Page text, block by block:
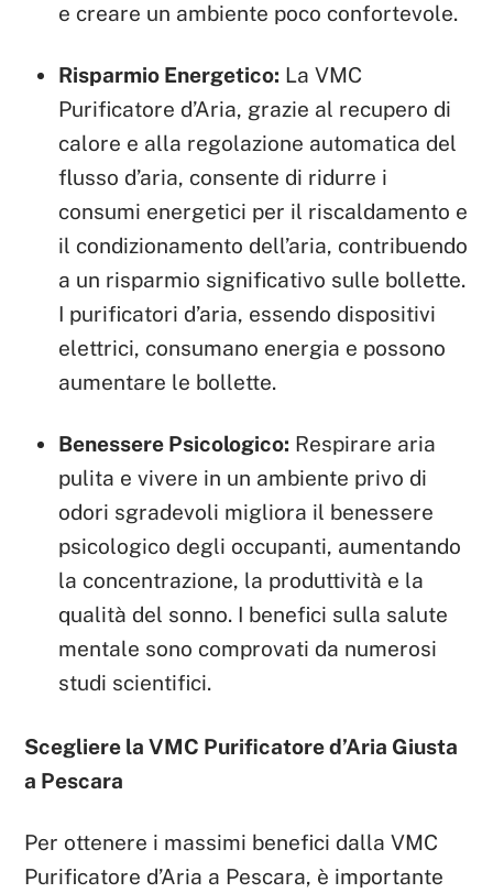
e creare un ambiente poco confortevole.
Risparmio Energetico: La VMC
Purificatore d’Aria, grazie al recupero di
calore e alla regolazione automatica del
flusso d’aria, consente di ridurre i
consumi energetici per il riscaldamento e
il condizionamento dell’aria, contribuendo
a un risparmio significativo sulle bollette.
I purificatori d’aria, essendo dispositivi
elettrici, consumano energia e possono
aumentare le bollette.
Benessere Psicologico: Respirare aria
pulita e vivere in un ambiente privo di
odori sgradevoli migliora il benessere
psicologico degli occupanti, aumentando
la concentrazione, la produttività e la
qualità del sonno. I benefici sulla salute
mentale sono comprovati da numerosi
studi scientifici.
Scegliere la VMC Purificatore d’Aria Giusta
a Pescara
Per ottenere i massimi benefici dalla VMC
Purificatore d’Aria a Pescara, è importante